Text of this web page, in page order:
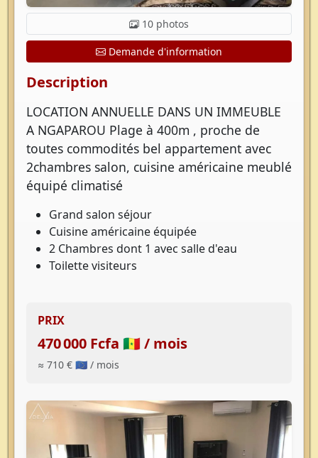
10 photos
Demande d'information
Description
LOCATION ANNUELLE DANS UN IMMEUBLE
A NGAPAROU Plage à 400m , proche de
toutes commodités bel appartement avec
2chambres salon, cuisine américaine meublé
équipé climatisé
Grand salon séjour
Cuisine américaine équipée
2 Chambres dont 1 avec salle d'eau
Toilette visiteurs
PRIX
470 000 Fcfa 🇸🇳 / mois
≈ 710 € 🇪🇺 / mois